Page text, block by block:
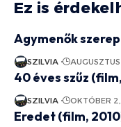
Ez is
Agymenők
SZILVIA
40 éves szűz
SZILVIA OKTÓBER
Eredet (film,